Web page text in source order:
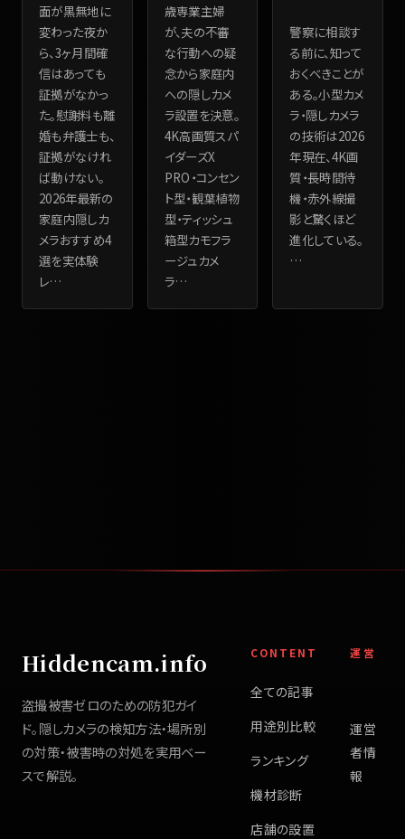
面が黒無地に
変わった夜か
ら、3ヶ月間確
信はあっても
証拠がなかっ
た。慰謝料も離
婚も弁護士も、
証拠がなけれ
ば動けない。
2026年最新の
家庭内隠しカ
メラおすすめ4
選を実体験
レ…
歳専業主婦
が、夫の不審
な行動への疑
念から家庭内
への隠しカメ
ラ設置を決意。
4K高画質スパ
イダーズX
PRO・コンセン
ト型・観葉植物
型・ティッシュ
箱型カモフラ
ージュカメ
ラ…
警察に相談す
る前に、知って
おくべきことが
ある。小型カメ
ラ・隠しカメラ
の技術は2026
年現在、4K画
質・長時間待
機・赤外線撮
影と驚くほど
進化している。
…
Hiddencam.info
盗撮被害ゼロのための防犯ガイ
ド。隠しカメラの検知方法・場所別
の対策・被害時の対処を実用ベー
スで解説。
CONTENT
全ての記事
用途別比較
ランキング
機材診断
店舗の設置
運営
運営
者情
報